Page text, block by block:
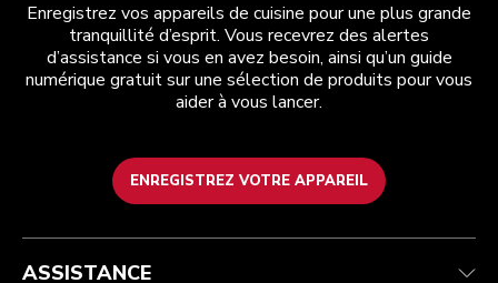
Enregistrez vos appareils de cuisine pour une plus grande
tranquillité d’esprit. Vous recevrez des alertes
d’assistance si vous en avez besoin, ainsi qu’un guide
numérique gratuit sur une sélection de produits pour vous
aider à vous lancer.
ENREGISTREZ VOTRE APPAREIL
Health Check
Suivez votre commande
Conditions générales de vente
Retours et remboursements
La marque
Trouver une boutique
ASSISTANCE